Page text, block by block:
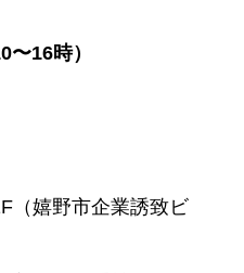
16時）
（嬉野市企業誘致ビ